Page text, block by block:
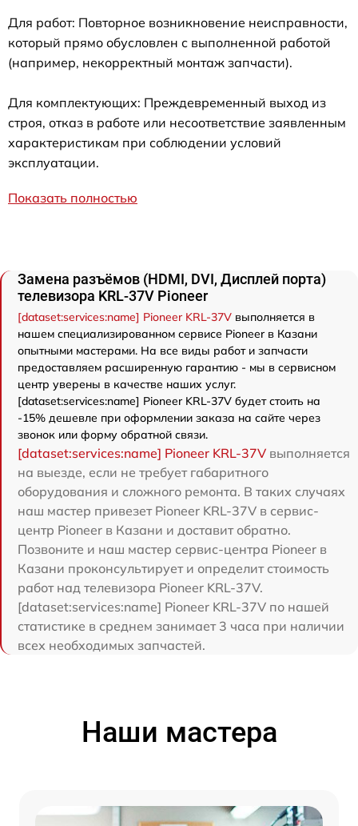
Для работ: Повторное возникновение неисправности,
который прямо обусловлен с выполненной работой
(например, некорректный монтаж запчасти).
Для комплектующих: Преждевременный выход из
строя, отказ в работе или несоответствие заявленным
характеристикам при соблюдении условий
эксплуатации.
Показать полностью
Замена разъёмов (HDMI, DVI, Дисплей порта)
телевизора KRL-37V Pioneer
[dataset:services:name] Pioneer KRL-37V выполняется в
нашем специализированном сервисе Pioneer в Казани
опытными мастерами. На все виды работ и запчасти
предоставляем расширенную гарантию - мы в сервисном
центр уверены в качестве наших услуг.
[dataset:services:name] Pioneer KRL-37V будет стоить на
-15% дешевле при оформлении заказа на сайте через
звонок или форму обратной связи.
[dataset:services:name] Pioneer KRL-37V выполняется
на выезде, если не требует габаритного
оборудования и сложного ремонта. В таких случаях
наш мастер привезет Pioneer KRL-37V в сервис-
центр Pioneer в Казани и доставит обратно.
Позвоните и наш мастер сервис-центра Pioneer в
Казани проконсультирует и определит стоимость
работ над телевизора Pioneer KRL-37V.
[dataset:services:name] Pioneer KRL-37V по нашей
статистике в среднем занимает 3 часа при наличии
всех необходимых запчастей.
Наши мастера